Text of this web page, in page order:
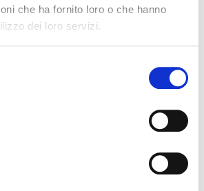
che ha fornito loro o che hanno
dei loro servizi.
collaborazione dell’azienda del
tutti gli istituti tecnico-professionali